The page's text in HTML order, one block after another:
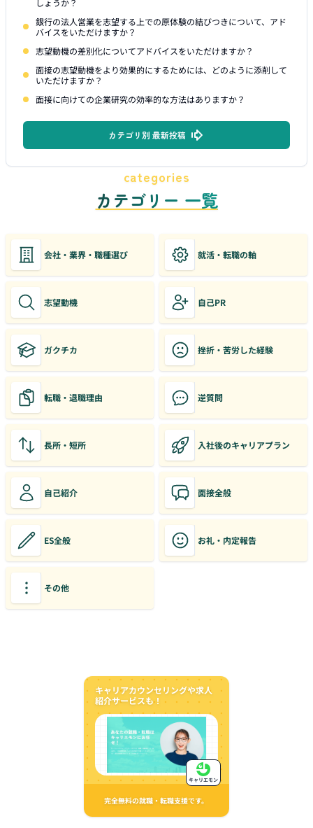
しょうか？
銀行の法人営業を志望する上での原体験の結びつきについて、アド
バイスをいただけますか？
志望動機の差別化についてアドバイスをいただけますか？
面接の志望動機をより効果的にするためには、どのように添削して
いただけますか？
面接に向けての企業研究の効率的な方法はありますか？
カテゴリ別 最新投稿
categories
カテゴリー 一覧
会社・業界・職種選び 就活・転職の軸
志望動機 自己PR
ガクチカ 挫折・苦労した経験
転職・退職理由 逆質問
長所・短所 入社後のキャリアプラン
自己紹介 面接全般
ES全般 お礼・内定報告
その他
キャリアカウンセリングや求人
紹介サービスも！
完全無料の就職・転職支援です。
キャリエモン